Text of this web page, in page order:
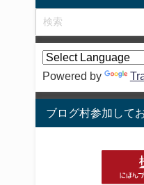
Powered by
ブログ村参加して